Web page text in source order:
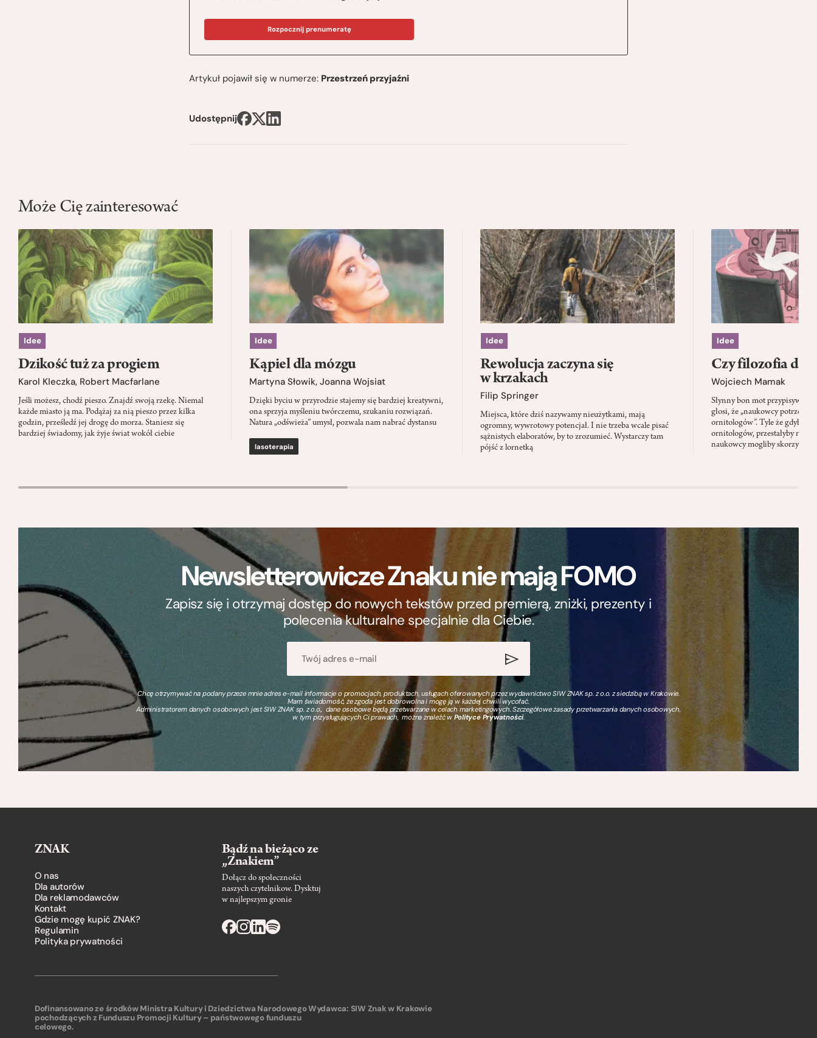
Rozpocznij prenumeratę
Artykuł pojawił się w numerze: Przestrzeń przyjaźni
Udostępnij
Może Cię zainteresować
Idee
Dzikość tuż za progiem
Karol Kleczka, Robert Macfarlane
Jeśli możesz, chodź pieszo. Znajdź swoją rzekę. Niemal
każde miasto ją ma. Podążaj za nią pieszo przez kilka
godzin, prześledź jej drogę do morza. Staniesz się
bardziej świadomy, jak żyje świat wokół ciebie
Idee
Kąpiel dla mózgu
Martyna Słowik, Joanna Wojsiat
Dzięki byciu w przyrodzie stajemy się bardziej kreatywni,
ona sprzyja myśleniu twórczemu, szukaniu rozwiązań.
Natura „odświeża” umysł, pozwala nam nabrać dystansu
lasoterapia
Idee
Rewolucja zaczyna się
w krzakach
Filip Springer
Miejsca, które dziś nazywamy nieużytkami, mają
ogromny, wywrotowy potencjał. I nie trzeba wcale pisać
sążnistych elaboratów, by to zrozumieć. Wystarczy tam
pójść z lornetką
Idee
Czy filozofia da
Wojciech Mamak
Słynny bon mot
głosi, że „naukowcy
ornitologów”. Tyle że gdyby
ornitologów, przestałyby
naukowcy mogliby skorzystać
Newsletterowicze Znaku nie mają FOMO
Zapisz się i otrzymaj dostęp do nowych tekstów przed premierą, zniżki, prezenty i
polecenia kulturalne specjalnie dla Ciebie.
Chcę otrzymywać na podany przeze mnie adres e-mail informacje o promocjach, produktach, usługach oferowanych przez wydawnictwo SIW ZNAK sp. z o.o. z siedzibą w Krakowie.
Mam świadomość, że zgoda jest dobrowolna i mogę ją w każdej chwili wycofać.
Administratorem danych osobowych jest SIW ZNAK sp. z o.o., dane osobowe będą przetwarzane w celach marketingowych. Szczegółowe zasady przetwarzania danych osobowych,
w tym przysługujących Ci prawach, można znaleźć wPolityce Prywatności.
ZNAK
O nas
Dla autorów
Dla reklamodawców
Kontakt
Gdzie mogę kupić ZNAK?
Regulamin
Polityka prywatności
Bądź na bieżąco ze
„Znakiem”
Dołącz do społeczności
naszych czytelnikow. Dysktuj
w najlepszym gronie
Dofinansowano ze środków Ministra Kultury i Dziedzictwa Narodowego
pochodzących z Funduszu Promocji Kultury – państwowego funduszu
celowego.
Wydawca: SIW Znak w Krakowie